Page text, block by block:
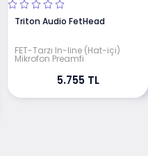
Triton Audio FetHead
FET-Tarzı In-line (Hat-içi)
Mikrofon Preamfi
5.755 TL